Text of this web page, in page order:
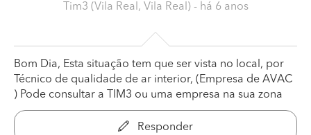
Tim3 (Vila Real, Vila Real) - há 6 anos
Bom Dia, Esta situação tem que ser vista no local, por
Técnico de qualidade de ar interior, (Empresa de AVAC
) Pode consultar a TIM3 ou uma empresa na sua zona
Responder